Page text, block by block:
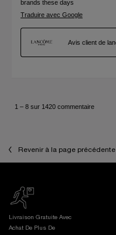
Revenir à la page précédente
Livraison Gratuite Avec
Achat De Plus De